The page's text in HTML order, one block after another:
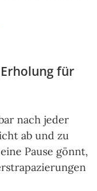
für
nach jeder
ab und zu
Pause gönnt,